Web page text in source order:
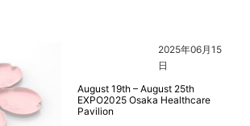
2025年06月15
日
August 19th – August 25th
EXPO2025 Osaka Healthcare
Pavilion